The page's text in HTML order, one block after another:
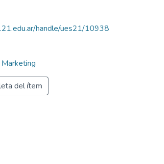
handle/ues21/10938
Marketing
del ítem